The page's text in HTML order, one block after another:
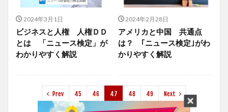
2024年3月1日
ビジネスと人権 人権ＤＤ
とは 「ニュース検定」が
わかりやすく解説
2024年2月28日
アメリカと中国 共通点
は？ ｢ニュース検定｣がわ
かりやすく解説
Prev 45 46 47 48 49 Next